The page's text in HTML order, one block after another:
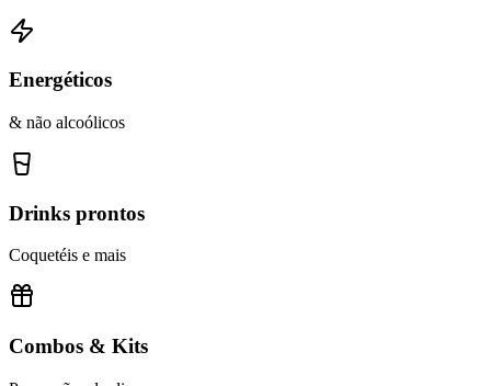
Energéticos
& não alcoólicos
Drinks prontos
Coquetéis e mais
Combos & Kits